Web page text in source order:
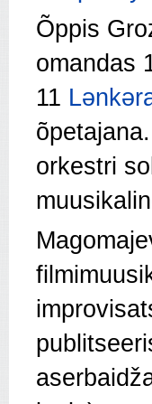
Õppis
omandas
11
orkestri